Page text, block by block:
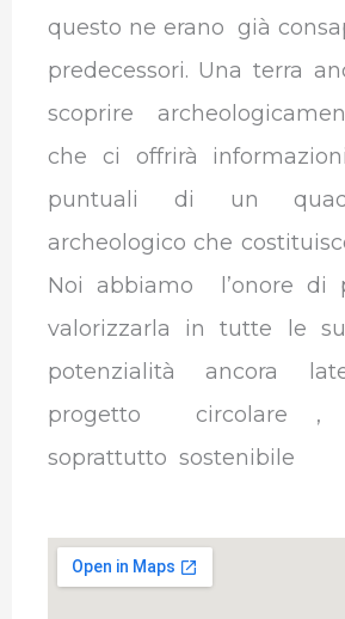
questo ne erano già
predecessori. Una terra
scoprire
che ci offrirà
puntuali di un
archeologico che
Noi abbiamo l’onore di
valorizzarla in tutte le
potenzialità ancora
progetto circolare ,
soprattutto sostenibile